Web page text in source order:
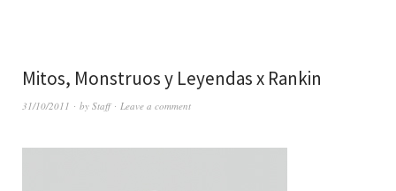
Mitos, Monstruos y Leyendas x Rankin
31/10/2011 by Staff Leave a comment